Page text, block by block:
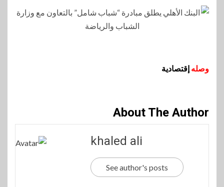
وصله إقتصادية
About The Author
khaled ali
See author's posts